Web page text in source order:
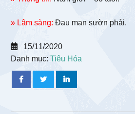
» Lâm sàng: Đau mạn sườn phải.
15/11/2020
Danh mục:Tiêu Hóa